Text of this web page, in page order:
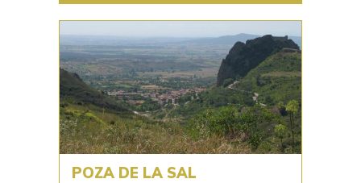
POZA DE LA SAL